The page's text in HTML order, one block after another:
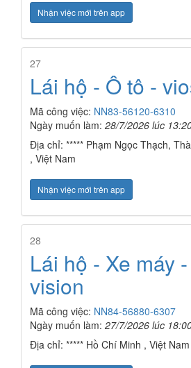
Nhận việc mới trên app
27
Lái hộ - Ô tô -
Mã công việc: NN83-56120-6310
Ngày muốn làm: 28/7/2026 lúc
Địa chỉ: ***** Phạm Ngọc Thạch,
, Việt Nam
Nhận việc mới trên app
28
Lái hộ - Xe máy
vision
Mã công việc: NN84-56880-6307
Ngày muốn làm: 27/7/2026 lúc
Địa chỉ: ***** Hồ Chí Minh , Việt Nam